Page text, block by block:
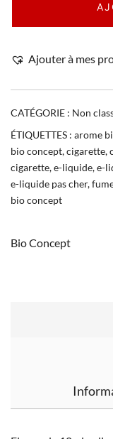
Ajouter à mes
CATÉGORIE : Non
ÉTIQUETTES : arome
bio concept,cigarette,
cigarette,e-liquide,e-
e-liquide pas cher,
bio concept
Bio Concept